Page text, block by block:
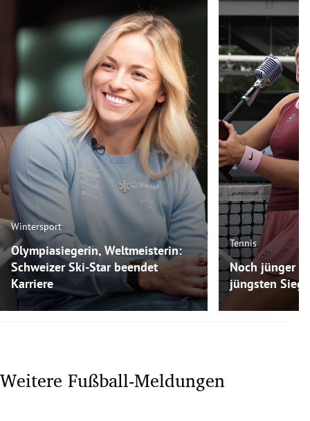
Wintersport
Olympiasiegerin, Weltmeisterin:
Schweizer Ski-Star beendet
Karriere
Tennis
Noch jünger
jüngsten
Weitere Fußball-Meldungen